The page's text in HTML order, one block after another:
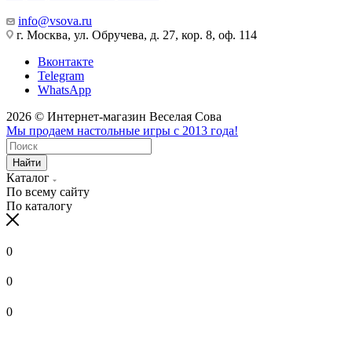
info@vsova.ru
г. Москва, ул. Обручева, д. 27, кор. 8, оф. 114
Вконтакте
Telegram
WhatsApp
2026 © Интернет-магазин Веселая Сова
Мы продаем настольные игры с 2013 года!
Найти
Каталог
По всему сайту
По каталогу
0
0
0